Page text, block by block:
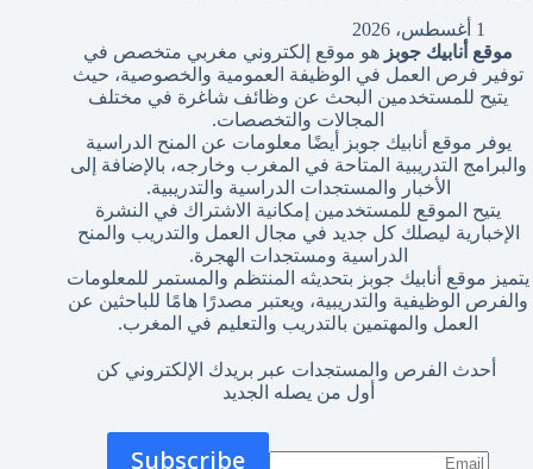
1 أغسطس، 2026
موقع أنابيك جوبز هو موقع إلكتروني مغربي متخصص في
توفير فرص العمل في الوظيفة العمومية والخصوصية، حيث
يتيح للمستخدمين البحث عن وظائف شاغرة في مختلف
المجالات والتخصصات.
يوفر موقع أنابيك جوبز أيضًا معلومات عن المنح الدراسية
والبرامج التدريبية المتاحة في المغرب وخارجه، بالإضافة إلى
الأخبار والمستجدات الدراسية والتدريبية.
يتيح الموقع للمستخدمين إمكانية الاشتراك في النشرة
الإخبارية ليصلك كل جديد في مجال العمل والتدريب والمنح
الدراسية ومستجدات الهجرة.
يتميز موقع أنابيك جوبز بتحديثه المنتظم والمستمر للمعلومات
والفرص الوظيفية والتدريبية، ويعتبر مصدرًا هامًا للباحثين عن
العمل والمهتمين بالتدريب والتعليم في المغرب.
أحدث الفرص والمستجدات عبر بريدك الإلكتروني كن
أول من يصله الجديد